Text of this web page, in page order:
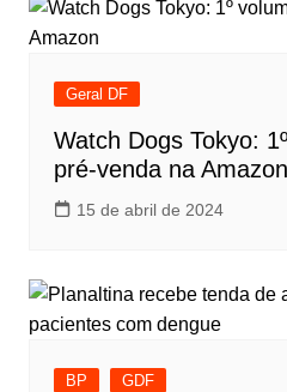
Geral DF
Watch Dogs Tokyo:
pré-venda na Amazon
15 de abril de 2024
BP GDF